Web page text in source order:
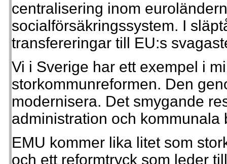
centralisering inom
socialförsäkringssystem. I
transfereringar till EU:s
Vi i Sverige har ett exempel i
storkommunreformen. Den
modernisera. Det smygande
administration och
EMU kommer lika litet som
och ett reformtryck som leder